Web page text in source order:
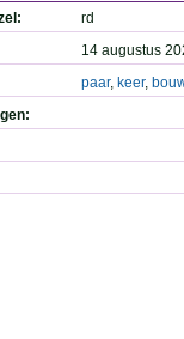
rd
14 augustus
paar, keer,